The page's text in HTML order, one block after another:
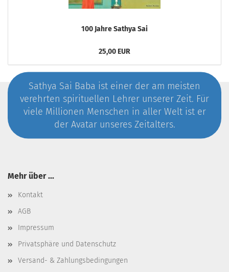
100 Jahre Sathya Sai
25,00 EUR
Sathya Sai Baba ist einer der am meisten
verehrten spirituellen Lehrer unserer Zeit. Für
viele Millionen Menschen in aller Welt ist er
der Avatar unseres Zeitalters.
Mehr über ...
Kontakt
AGB
Impressum
Privatsphäre und Datenschutz
Versand- & Zahlungsbedingungen